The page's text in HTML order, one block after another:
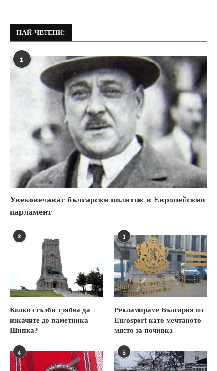
НАЙ-ЧЕТЕНИ:
1
Увековечават български политик в Европейския
парламент
2
Колко стълби трябва да
изкачите до паметника
Шипка?
3
Рекламираме България по
Eurosport като мечтаното
място за почивка
4 5